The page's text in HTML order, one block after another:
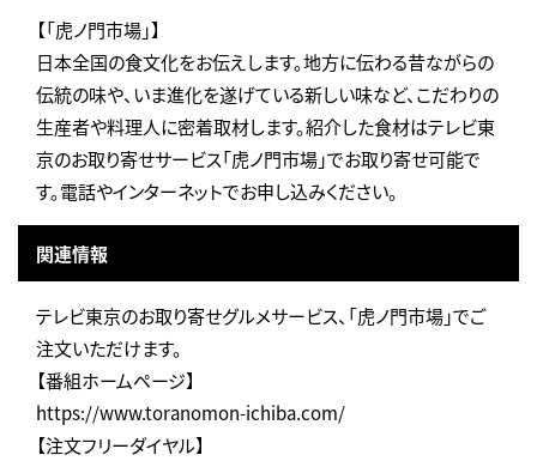
【「虎ノ門市場」】
日本全国の食文化をお伝えします。地方に伝わる昔ながらの
伝統の味や、いま進化を遂げている新しい味など、こだわりの
生産者や料理人に密着取材します。紹介した食材はテレビ東
京のお取り寄せサービス「虎ノ門市場」でお取り寄せ可能で
す。電話やインターネットでお申し込みください。
関連情報
テレビ東京のお取り寄せグルメサービス、「虎ノ門市場」でご
注文いただけます。
【番組ホームページ】
https://www.toranomon-ichiba.com/
【注文フリーダイヤル】